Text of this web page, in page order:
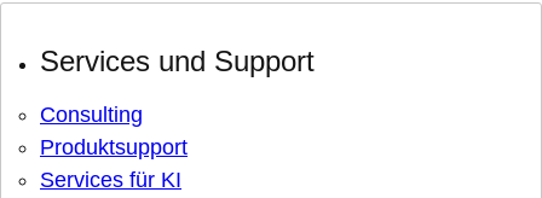
Services und Support
Consulting
Produktsupport
Services für KI